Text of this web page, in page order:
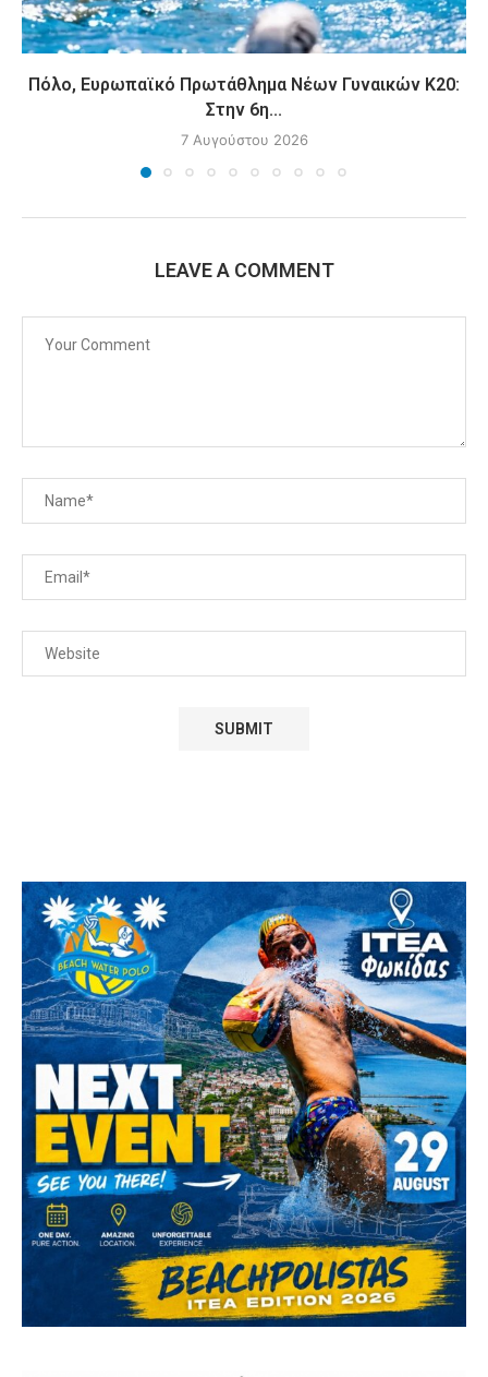
Πόλο, Ευρωπαϊκό Πρωτάθλημα Νέων Γυναικών Κ20:
Στην 6η...
7 Αυγούστου 2026
LEAVE A COMMENT